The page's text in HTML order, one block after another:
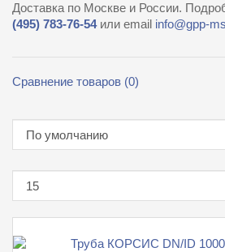
Доставка по Москве и России.
(495) 783-76-54или email info@gpp-
Сравнение товаров (0)